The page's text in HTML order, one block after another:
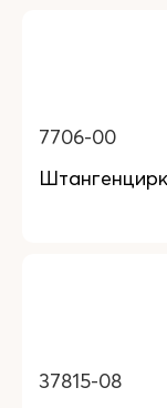
7706-00
37815-08